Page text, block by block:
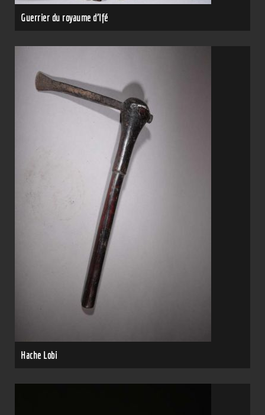
Guerrier du royaume d'Ifé
Hache Lobi